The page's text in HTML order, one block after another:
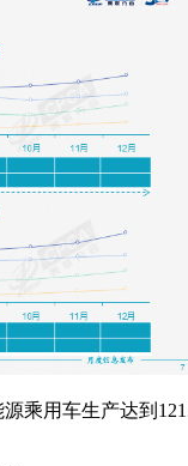
用车生产达到